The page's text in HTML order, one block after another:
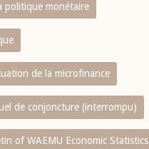
politique monétaire
de la microfinance
de conjoncture (interrompu)
of WAEMU Economic Statistics